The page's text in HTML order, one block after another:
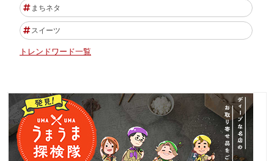
まちネタ
スイーツ
トレンドワード一覧